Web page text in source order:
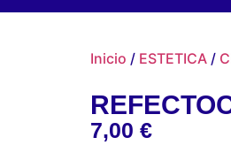
Inicio / ESTETICA /
7,00 €